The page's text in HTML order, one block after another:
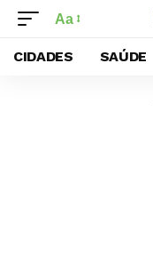
Aa
CIDADES SAÚDE